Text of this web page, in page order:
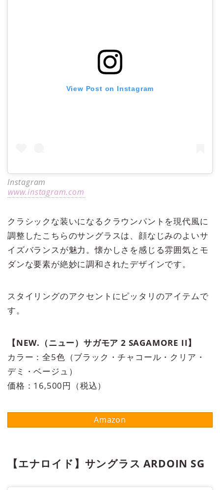
View Post on Instagram
Instagram
www.instagram.com
クラシックな装いになるクラウンパントを現代風に
調整したこちらのサングラスは、顔なじみのよいサ
イズバランスが魅力。懐かしさを感じる雰囲気とモ
ダンな要素が絶妙に調和されたデザインです。
スタイリングのアクセントにピッタリのアイテムで
す。
【NEW.（ニュー）サガモア 2 SAGAMORE II】
カラー：全5色（ブラック・チャコール・クリア・
デミ・ベージュ）
価格：16,500円（税込）
【エナロイド】サングラス ARDOIN SG